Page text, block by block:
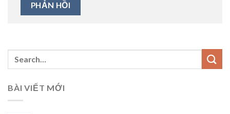
BÀI VIẾT MỚI